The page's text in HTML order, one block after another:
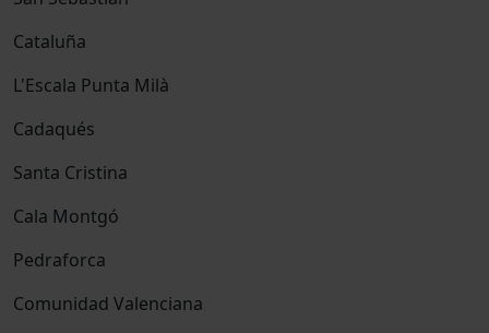
Cataluña
L'Escala Punta Milà
Cadaqués
Santa Cristina
Cala Montgó
Pedraforca
Comunidad Valenciana